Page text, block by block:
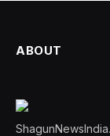
ABOUT